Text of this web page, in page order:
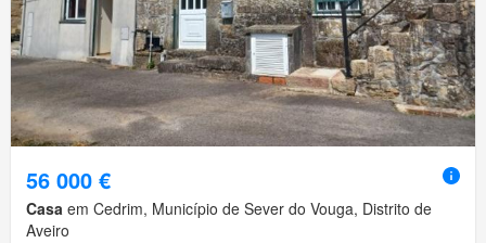
56 000 €
Casa em Cedrim, Município de Sever do Vouga, Distrito de
Aveiro